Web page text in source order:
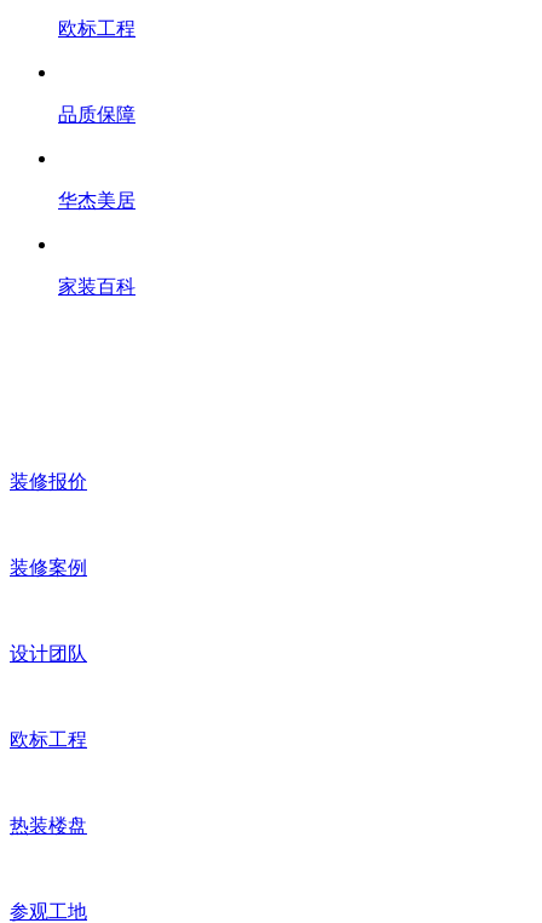
欧标工程
品质保障
华杰美居
家装百科
装修报价
装修案例
设计团队
欧标工程
热装楼盘
参观工地